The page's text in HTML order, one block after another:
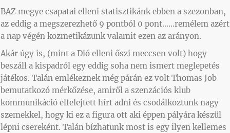
BAZ megye csapatai elleni statisztikánk ebben a szezonban,
az eddig a megszerezhető 9 pontból 0 pont……remélem azért
a nap végén kozmetikázunk valamit ezen az arányon.
Akár úgy is, (mint a Dió elleni őszi meccsen volt) hogy
beszáll a kispadról egy eddig soha nem ismert meglepetés
játékos. Talán emlékeznek még párán ez volt Thomas Job
bemutatkozó mérkőzése, amiről a szenzációs klub
kommunikáció elfelejtett hírt adni és csodálkoztunk nagy
szemekkel, hogy ki ez a figura ott aki éppen pályára készül
lépni csereként. Talán bízhatunk most is egy ilyen kellemes